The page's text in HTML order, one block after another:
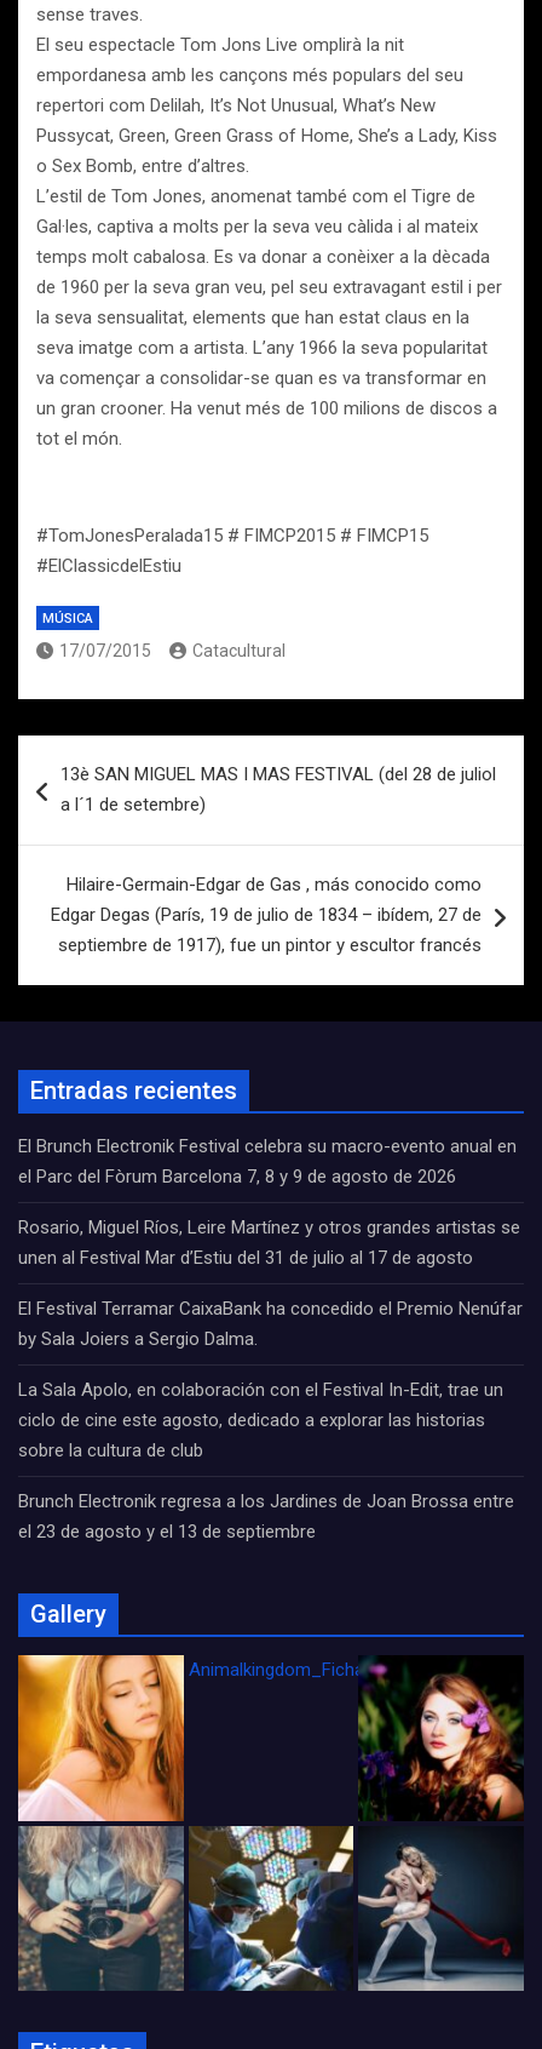
sense traves.
El seu espectacle Tom Jons Live omplirà la nit
empordanesa amb les cançons més populars del seu
repertori com Delilah, It’s Not Unusual, What’s New
Pussycat, Green, Green Grass of Home, She’s a Lady, Kiss
o Sex Bomb, entre d’altres.
L’estil de Tom Jones, anomenat també com el Tigre de
Gal·les, captiva a molts per la seva veu càlida i al mateix
temps molt cabalosa. Es va donar a conèixer a la dècada
de 1960 per la seva gran veu, pel seu extravagant estil i per
la seva sensualitat, elements que han estat claus en la
seva imatge com a artista. L’any 1966 la seva popularitat
va començar a consolidar-se quan es va transformar en
un gran crooner. Ha venut més de 100 milions de discos a
tot el món.
#TomJonesPeralada15 # FIMCP2015 # FIMCP15
#ElClassicdelEstiu
MÚSICA
17/07/2015 Catacultural
de
13è SAN MIGUEL MAS I MAS FESTIVAL (del 28 de juliol
a l´1 de setembre)
Hilaire-Germain-Edgar de Gas , más conocido como
Edgar Degas (París, 19 de julio de 1834 – ibídem, 27 de
septiembre de 1917), fue un pintor y escultor francés
Entradas recientes
El Brunch Electronik Festival celebra su macro-evento anual en
el Parc del Fòrum Barcelona 7, 8 y 9 de agosto de 2026
Rosario, Miguel Ríos, Leire Martínez y otros grandes artistas se
unen al Festival Mar d’Estiu del 31 de julio al 17 de agosto
El Festival Terramar CaixaBank ha concedido el Premio Nenúfar
by Sala Joiers a Sergio Dalma.
La Sala Apolo, en colaboración con el Festival In-Edit, trae un
ciclo de cine este agosto, dedicado a explorar las historias
sobre la cultura de club
Brunch Electronik regresa a los Jardines de Joan Brossa entre
el 23 de agosto y el 13 de septiembre
Gallery
Animalkingdom_FichaCine